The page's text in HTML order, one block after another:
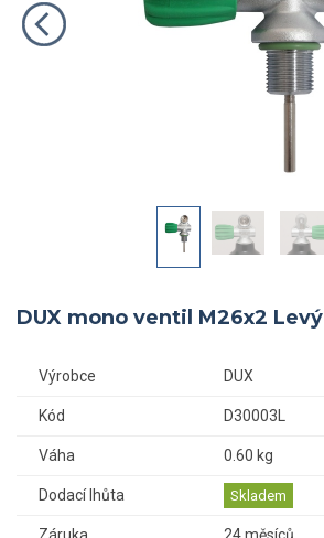
DUX mono ventil M26x2 Levý
Výrobce DUX
Kód D30003L
Váha 0.60 kg
Dodací lhůta Skladem